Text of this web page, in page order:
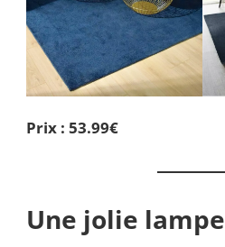
Prix : 53.99€
Une jolie lampe